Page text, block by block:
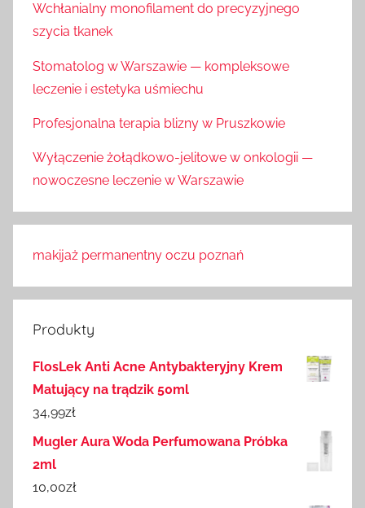
Wchłanialny monofilament do precyzyjnego
szycia tkanek
Stomatolog w Warszawie — kompleksowe
leczenie i estetyka uśmiechu
Profesjonalna terapia blizny w Pruszkowie
Wyłączenie żołądkowo-jelitowe w onkologii —
nowoczesne leczenie w Warszawie
makijaż permanentny oczu poznań
Produkty
FlosLek Anti Acne Antybakteryjny Krem
Matujący na trądzik 50ml
34,99zł
Mugler Aura Woda Perfumowana Próbka
2ml
10,00zł